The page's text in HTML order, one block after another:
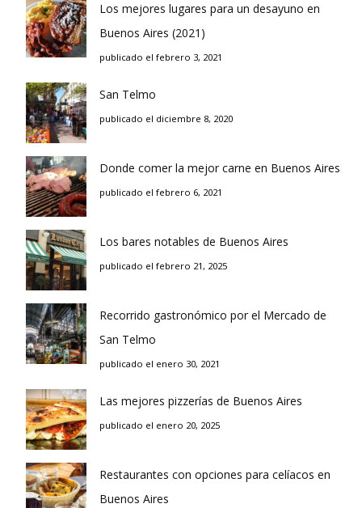
Los mejores lugares para un desayuno en
Buenos Aires (2021)
publicado el febrero 3, 2021
San Telmo
publicado el diciembre 8, 2020
Donde comer la mejor carne en Buenos Aires
publicado el febrero 6, 2021
Los bares notables de Buenos Aires
publicado el febrero 21, 2025
Recorrido gastronómico por el Mercado de
San Telmo
publicado el enero 30, 2021
Las mejores pizzerías de Buenos Aires
publicado el enero 20, 2025
Restaurantes con opciones para celíacos en
Buenos Aires